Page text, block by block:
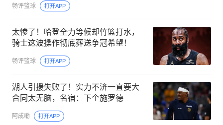
畅评篮球 打开APP
太惨了！哈登全力等候却竹篮打水，
骑士这波操作彻底葬送争冠希望！
畅评篮球 打开APP
湖人引援失败了！实力不济一直要大
合同太无脑，名宿：下个施罗德
阿成嘞 打开APP